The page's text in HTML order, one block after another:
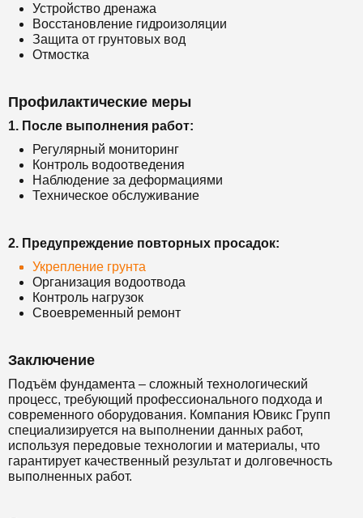
Устройство дренажа
Восстановление гидроизоляции
Защита от грунтовых вод
Отмостка
Профилактические меры
1. После выполнения работ:
Регулярный мониторинг
Контроль водоотведения
Наблюдение за деформациями
Техническое обслуживание
2. Предупреждение повторных просадок:
Укрепление грунта
Организация водоотвода
Контроль нагрузок
Своевременный ремонт
Заключение
Подъём фундамента – сложный технологический
процесс, требующий профессионального подхода и
современного оборудования. Компания Ювикс Групп
специализируется на выполнении данных работ,
используя передовые технологии и материалы, что
гарантирует качественный результат и долговечность
выполненных работ.